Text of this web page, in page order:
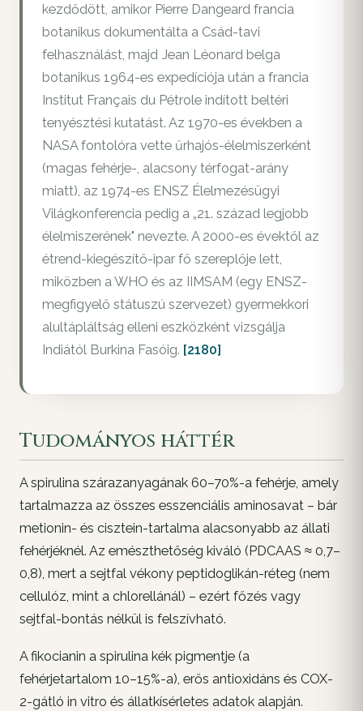
kezdődött, amikor Pierre Dangeard francia
botanikus dokumentálta a Csád-tavi
felhasználást, majd Jean Léonard belga
botanikus 1964-es expedíciója után a francia
Institut Français du Pétrole indított beltéri
tenyésztési kutatást. Az 1970-es években a
NASA fontolóra vette űrhajós-élelmiszerként
(magas fehérje-, alacsony térfogat-arány
miatt), az 1974-es ENSZ Élelmezésügyi
Világkonferencia pedig a „21. század legjobb
élelmiszerének" nevezte. A 2000-es évektől az
étrend-kiegészítő-ipar fő szereplője lett,
miközben a WHO és az IIMSAM (egy ENSZ-
megfigyelő státuszú szervezet) gyermekkori
alultápláltság elleni eszközként vizsgálja
Indiától Burkina Fasóig. [2180]
Tudományos háttér
A spirulina szárazanyagának 60–70%-a fehérje, amely
tartalmazza az összes esszenciális aminosavat – bár
metionin- és cisztein-tartalma alacsonyabb az állati
fehérjéknél. Az emészthetőség kiváló (PDCAAS ≈ 0,7–
0,8), mert a sejtfal vékony peptidoglikán-réteg (nem
cellulóz, mint a chlorellánál) – ezért főzés vagy
sejtfal-bontás nélkül is felszívható.
A fikocianin a spirulina kék pigmentje (a
fehérjetartalom 10–15%-a), erős antioxidáns és COX-
2-gátló in vitro és állatkísérletes adatok alapján.